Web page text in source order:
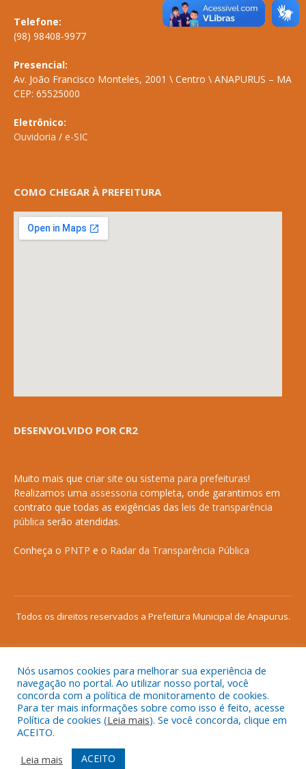
Telefone:
(98) 98408-9977
Presencial:
Av. João Francisco Monteles, 2001 \ Centro \ ANAPURUS – MA
CEP: 65525000
Eletrônico:
Ouvidoria / e-SIC
COMO CHEGAR À PREFEITURA
DESENVOLVIDO POR CR2
Muito mais que criar site ou sistema para prefeituras!
Realizamos uma assessoria completa, onde garantimos em
contrato que todas as exigências das leis de transparência
pública serão atendidas.
Conheça o PNTP e o Radar da Transparência Pública
Todos os direitos reservados a Prefeitura Municipal de Anapurus.
Mapa do Site
Acessar Área Administrativa
Acessar o Webmail
Nós usamos cookies para melhorar sua experiência de
navegação no portal. Ao utilizar nosso portal, você
concorda com a política de monitoramento de cookies.
Para ter mais informações sobre como isso é feito, acesse
Política de cookies (Leia mais). Se você concorda, clique em
ACEITO.
Leia mais
ACEITO